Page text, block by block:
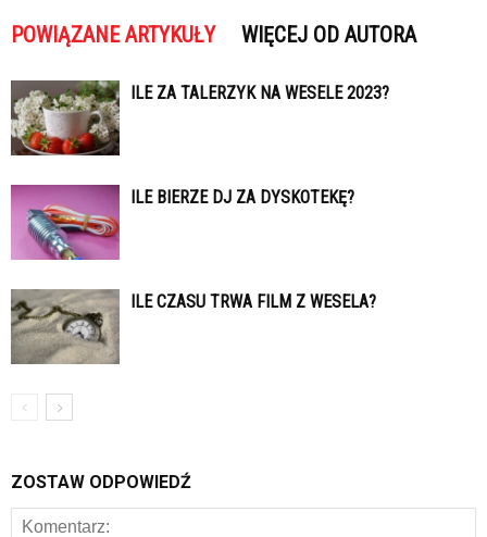
POWIĄZANE ARTYKUŁY WIĘCEJ OD AUTORA
ILE ZA TALERZYK NA WESELE 2023?
ILE BIERZE DJ ZA DYSKOTEKĘ?
ILE CZASU TRWA FILM Z WESELA?
ZOSTAW ODPOWIEDŹ